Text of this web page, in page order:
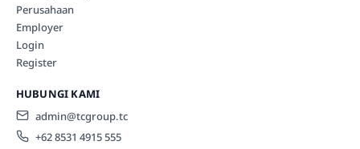
Perusahaan
Employer
Login
Register
HUBUNGI KAMI
admin@tcgroup.tc
+62 8531 4915 555